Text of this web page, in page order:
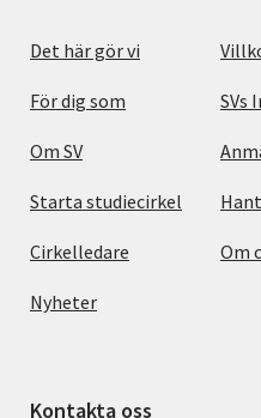
Det här gör vi
För dig som
Om SV
Starta studiecirkel
Cirkelledare
Nyheter
SVs
Om
Kontakta oss